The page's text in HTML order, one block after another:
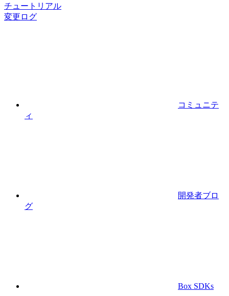
チュートリアル
変更ログ
コミュニテ
ィ
開発者ブロ
グ
Box SDKs